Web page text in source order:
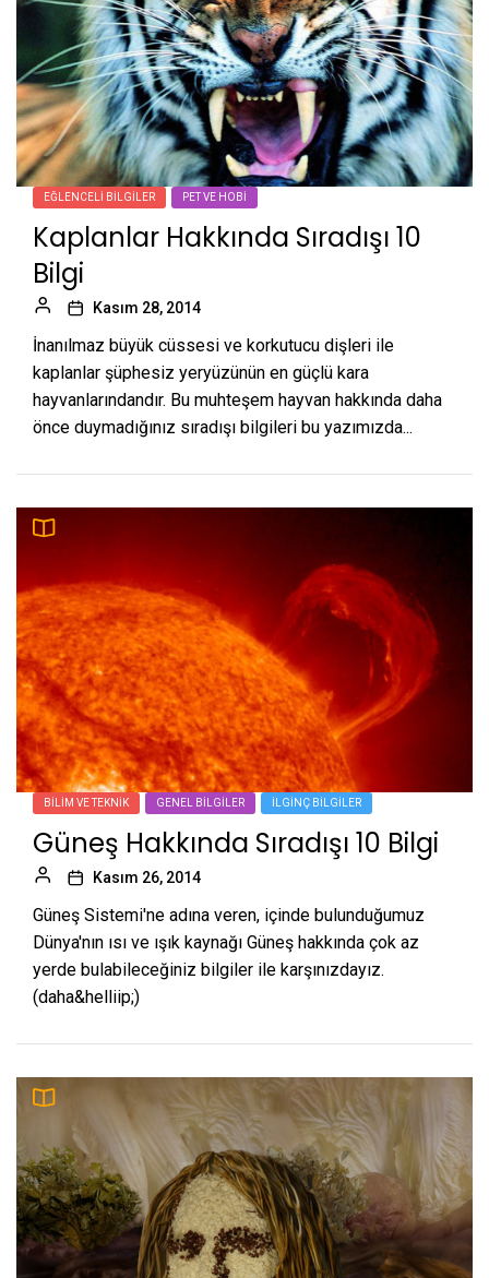
EĞLENCELI BILGILER PET VE HOBI
Kaplanlar Hakkında Sıradışı 10
Bilgi
Kasım 28, 2014
İnanılmaz büyük cüssesi ve korkutucu dişleri ile
kaplanlar şüphesiz yeryüzünün en güçlü kara
hayvanlarındandır. Bu muhteşem hayvan hakkında daha
önce duymadığınız sıradışı bilgileri bu yazımızda...
BILIM VE TEKNIK GENEL BILGILER İLGINÇ BILGILER
Güneş Hakkında Sıradışı 10 Bilgi
Kasım 26, 2014
Güneş Sistemi'ne adına veren, içinde bulunduğumuz
Dünya'nın ısı ve ışık kaynağı Güneş hakkında çok az
yerde bulabileceğiniz bilgiler ile karşınızdayız.
(daha&helliip;)